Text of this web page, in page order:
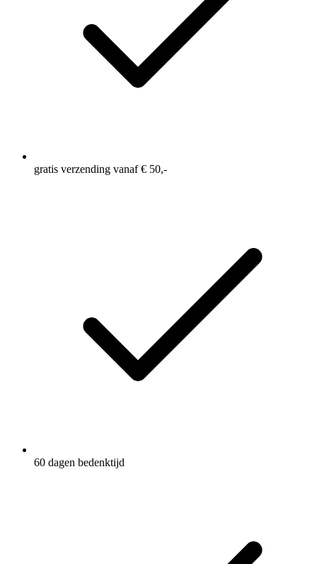
gratis verzending vanaf € 50,-
60 dagen bedenktijd